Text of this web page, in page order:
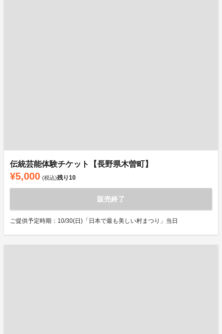
伝統芸能体験チケット【長野県木曽町】
¥5,000 (税込)残り10
販売終了
ご提供予定時期：10/30(日)「日本で最も美しい村まつり」当日